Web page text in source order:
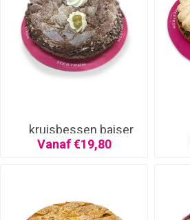
kruisbessen baiser
Vanaf €19,80